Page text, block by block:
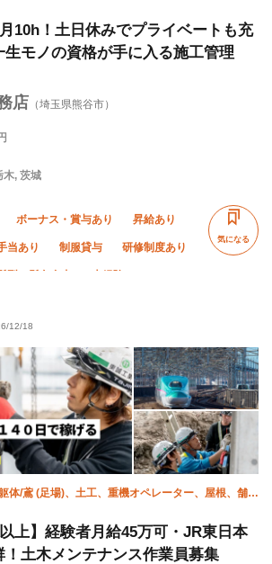
10h！土日休みでプライベートも充
モノの資格が手に入る施工管理
店 （埼玉県熊谷市）
木, 茨城
ボーナス・賞与あり 昇給あり
当あり 制服貸与 研修制度あり
帰・直行OK
し
気になる
12/18
体/鳶 (足場)、土工、重機オペレーター、屋根、舗
以上】経験者月給45万可・JR東日本
土木メンテナンス作業員募集